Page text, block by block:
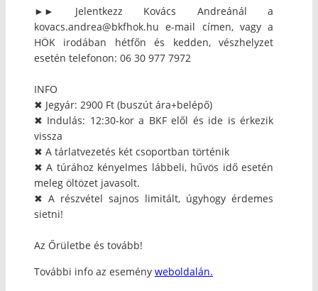
►► Jelentkezz Kovács Andreánál a
kovacs.andrea@bkfhok.hu e-mail címen, vagy a
HÖK irodában hétfőn és kedden, vészhelyzet
esetén telefonon: 06 30 977 7972
INFO
✖ Jegyár: 2900 Ft (buszút ára+belépő)
✖ Indulás: 12:30-kor a BKF elől és ide is érkezik
vissza
✖ A tárlatvezetés két csoportban történik
✖ A túrához kényelmes lábbeli, hűvös idő esetén
meleg öltözet javasolt.
✖ A részvétel sajnos limitált, úgyhogy érdemes
sietni!
Az Őrületbe és tovább!
További info az esemény weboldalán.